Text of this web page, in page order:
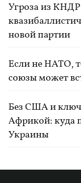
Угроза из
новой партии
Если не НАТО,
союзы может
Без США и
Африкой: куда
Украины